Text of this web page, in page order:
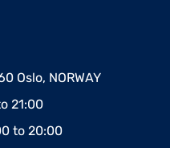
Oslo, NORWAY
21:00
to 20:00